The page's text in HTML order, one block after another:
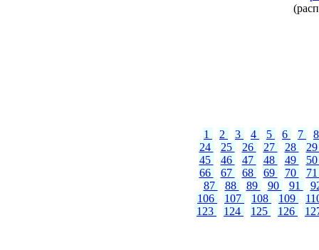
1 2 3 4 5 6 7
24
25 26 27 28
45
46 47 48 49
66
67 68 69 70
87
88 89 90 91
106
107 108 109
123
124 125 126